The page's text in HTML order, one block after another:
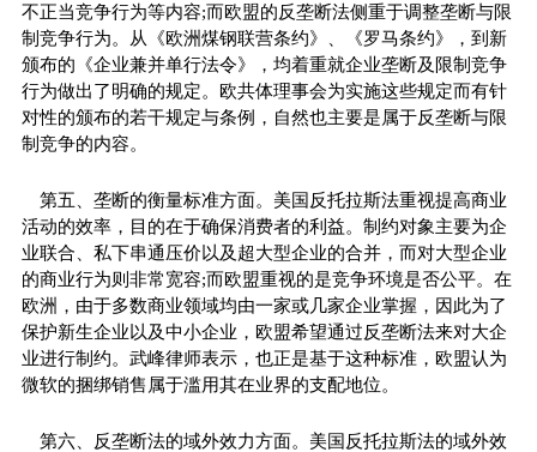
不正当竞争行为等内容;而欧盟的反垄断法侧重于调整垄断与限
制竞争行为。从《欧洲煤钢联营条约》、《罗马条约》，到新
颁布的《企业兼并单行法令》，均着重就企业垄断及限制竞争
行为做出了明确的规定。欧共体理事会为实施这些规定而有针
对性的颁布的若干规定与条例，自然也主要是属于反垄断与限
制竞争的内容。
第五、垄断的衡量标准方面。美国反托拉斯法重视提高商业
活动的效率，目的在于确保消费者的利益。制约对象主要为企
业联合、私下串通压价以及超大型企业的合并，而对大型企业
的商业行为则非常宽容;而欧盟重视的是竞争环境是否公平。在
欧洲，由于多数商业领域均由一家或几家企业掌握，因此为了
保护新生企业以及中小企业，欧盟希望通过反垄断法来对大企
业进行制约。武峰律师表示，也正是基于这种标准，欧盟认为
微软的捆绑销售属于滥用其在业界的支配地位。
第六、反垄断法的域外效力方面。美国反托拉斯法的域外效